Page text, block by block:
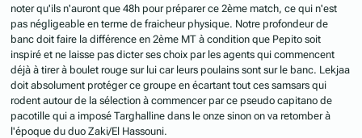
noter qu'ils n'auront que 48h pour préparer ce 2ème match, ce qui n'est
pas négligeable en terme de fraicheur physique. Notre profondeur de
banc doit faire la différence en 2ème MT à condition que Pepito soit
inspiré et ne laisse pas dicter ses choix par les agents qui commencent
déjà à tirer à boulet rouge sur lui car leurs poulains sont sur le banc. Lekjaa
doit absolument protéger ce groupe en écartant tout ces samsars qui
rodent autour de la sélection à commencer par ce pseudo capitano de
pacotille qui a imposé Targhalline dans le onze sinon on va retomber à
l'époque du duo Zaki/El Hassouni.